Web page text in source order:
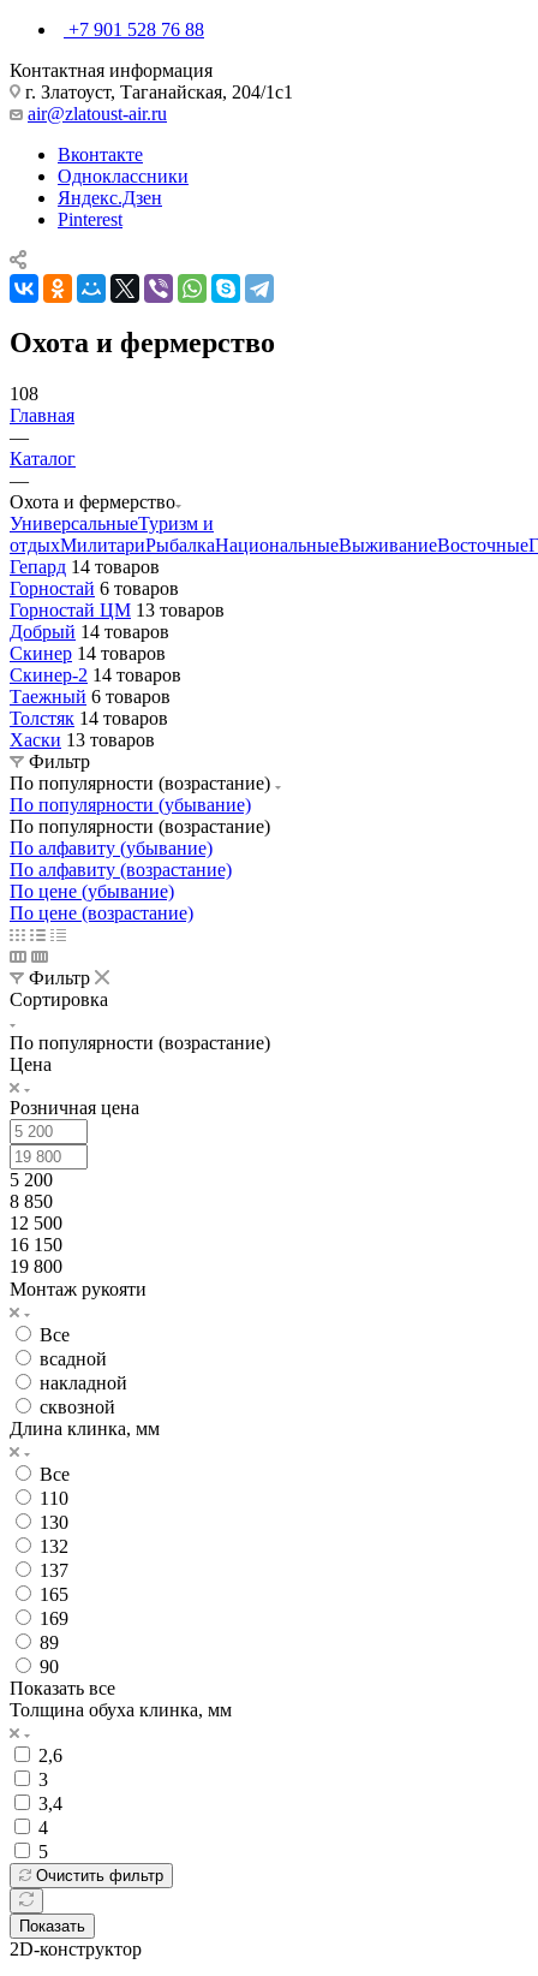
+7 901 528 76 88
Контактная информация
г. Златоуст, Таганайская, 204/1с1
air@zlatoust-air.ru
Вконтакте
Одноклассники
Яндекс.Дзен
Pinterest
Охота и фермерство
108
Главная
—
Каталог
—
Охота и фермерство
УниверсальныеТуризм и
отдыхМилитариРыбалкаНациональныеВыживаниеВосточные
Гепард 14 товаров
Горностай 6 товаров
Горностай ЦМ 13 товаров
Добрый 14 товаров
Скинер 14 товаров
Скинер-2 14 товаров
Таежный 6 товаров
Толстяк 14 товаров
Хаски 13 товаров
Фильтр
По популярности (возрастание)
По популярности (убывание)
По популярности (возрастание)
По алфавиту (убывание)
По алфавиту (возрастание)
По цене (убывание)
По цене (возрастание)
Фильтр
Сортировка
По популярности (возрастание)
Цена
Розничная цена
5 200
8 850
12 500
16 150
19 800
Монтаж рукояти
Все
всадной
накладной
сквозной
Длина клинка, мм
Все
110
130
132
137
165
169
89
90
Показать все
Толщина обуха клинка, мм
2,6
3
3,4
4
5
Очистить фильтр
Показать
2D-конструктор